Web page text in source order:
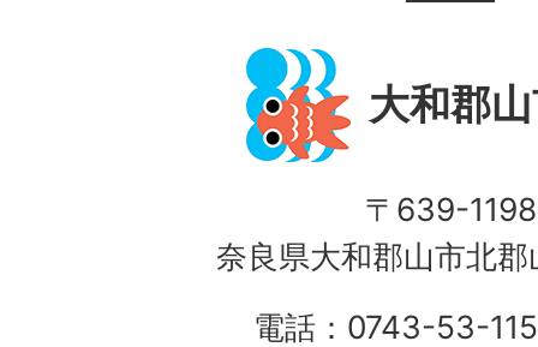
大和郡
〒639-1198
奈良県大和郡山市北
電話：0743-53-